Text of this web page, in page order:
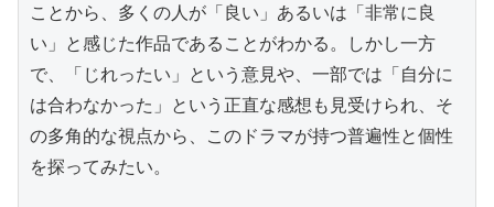
ことから、多くの人が「良い」あるいは「非常に良
い」と感じた作品であることがわかる。しかし一方
で、「じれったい」という意見や、一部では「自分に
は合わなかった」という正直な感想も見受けられ、そ
の多角的な視点から、このドラマが持つ普遍性と個性
を探ってみたい。